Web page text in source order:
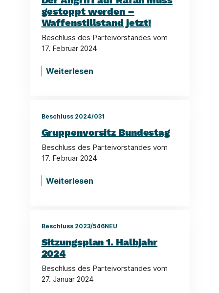
gestoppt werden –
Waffenstillstand jetzt!
Beschluss des Parteivorstandes vom
17. Februar 2024
Weiterlesen
Beschluss 2024/031
Gruppenvorsitz Bundestag
Beschluss des Parteivorstandes vom
17. Februar 2024
Weiterlesen
Beschluss 2023/546NEU
Sitzungsplan 1. Halbjahr
2024
Beschluss des Parteivorstandes vom
27. Januar 2024